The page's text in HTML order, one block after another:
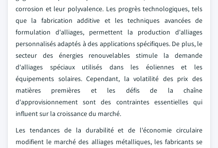
corrosion et leur polyvalence. Les progrès technologiques, tels
que la fabrication additive et les techniques avancées de
formulation d'alliages, permettent la production d'alliages
personnalisés adaptés à des applications spécifiques. De plus, le
secteur des énergies renouvelables stimule la demande
d'alliages spéciaux utilisés dans les éoliennes et les
équipements solaires. Cependant, la volatilité des prix des
matières premières et les défis de la chaîne
d'approvisionnement sont des contraintes essentielles qui
influent sur la croissance du marché.
Les tendances de la durabilité et de l'économie circulaire
modifient le marché des alliages métalliques, les fabricants se